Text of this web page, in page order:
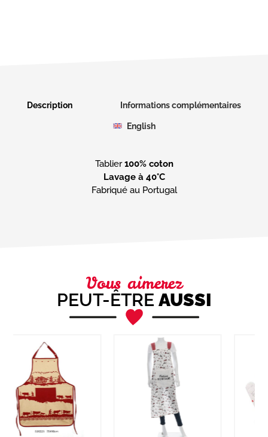
Description Informations complémentaires
English
Tablier100% coton
Lavage à 40°C
Fabriqué au Portugal
Vous aimerez
PEUT-ÊTRE AUSSI